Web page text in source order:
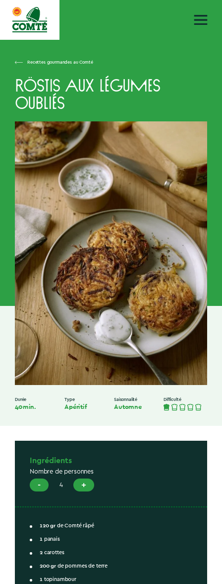
Recettes gourmandes au Comté
Röstis aux légumes
oubliés
Durée
40min.
Type
Apéritif
Saisonnalité
Automne
Difficulté
Ingrédients
Nombre de personnes
- 4 +
120gr de Comté râpé
1 panais
2 carottes
200gr de pommes de terre
1 topinambour